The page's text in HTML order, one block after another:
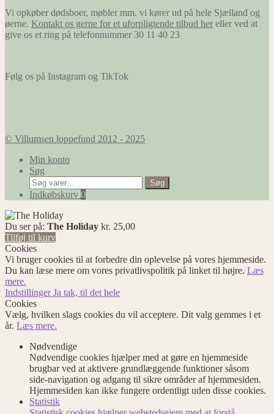
Vi opkøber dødsboer, møbler mm. vi kører ud på hele Sjælland og
øerne. Kontakt os gerne for et uforpligtende tilbud her eller ved at
give os et ring på telefonnummer 30 11 40 23
Følg os på Instagram og TikTok
© Villumsen loppefund 2012 - 2025
Min konto
Søg
Søg
efter:
Søg
Indkøbskurv 0
Du ser på: The Holiday kr. 25,00
Tilføj til kurv
Cookies
Vi bruger cookies til at forbedre din oplevelse på vores hjemmeside.
Du kan læse mere om vores privatlivspolitik på linket til højre. Læs
mere.
IndstillingerJa tak, til det hele
Cookies
Vælg, hvilken slags cookies du vil acceptere. Dit valg gemmes i et
år. Læs mere.
Nødvendige
Nødvendige cookies hjælper med at gøre en hjemmeside
brugbar ved at aktivere grundlæggende funktioner såsom
side-navigation og adgang til sikre områder af hjemmesiden.
Hjemmesiden kan ikke fungere ordentligt uden disse cookies.
Statistik